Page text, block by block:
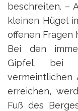
beschreiten. –
kleinen Hügel
offenen Fragen
Bei den
Gipfel, bei
vermeintlichen
erreichen,
Fuß des